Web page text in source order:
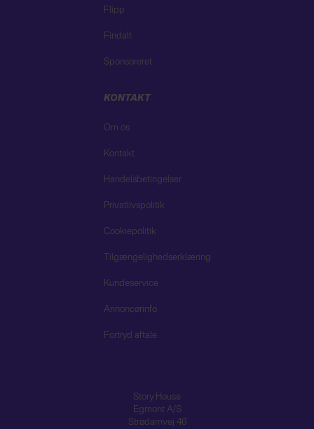
Flipp
Findalt
Sponsoreret
KONTAKT
Om os
Kontakt
Handelsbetingelser
Privatlivspolitik
Cookiepolitik
Tilgængelighedserklæring
Kundeservice
Annoncørinfo
Fortryd aftale
Story House
Egmont A/S
Strødamvej 46